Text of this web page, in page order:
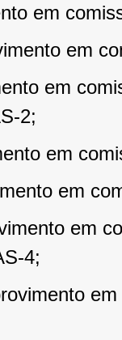
em
em
em
2;
em
em
em
4;